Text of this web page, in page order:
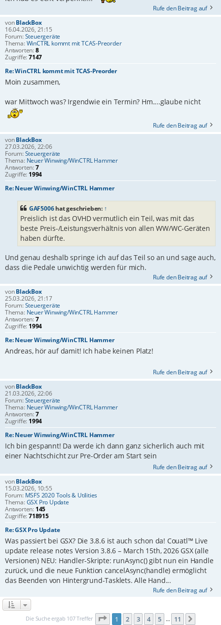
Rufe den Beitrag auf
vonBlackBox
16.04.2026, 21:15
Forum:Steuergeräte
Thema:WinCTRL kommt mit TCAS-Preorder
Antworten:8
Zugriffe:7147
Re: WinCTRL kommt mit TCAS-Preorder
Moin zusammen,
war Mittwoch was? Irgendwie ein Termin? Hm....glaube nicht
Rufe den Beitrag auf
vonBlackBox
27.03.2026, 22:06
Forum:Steuergeräte
Thema: Neuer Winwing/WinCTRL Hammer
Antworten:7
Zugriffe: 1994
Re: Neuer Winwing/WinCTRL Hammer
GAF5006hat geschrieben: ↑
Preislich ist das OVHD vermutlich ein Teil, was mit das
beste Preis-/Leistungsverhältnis von allen WW/WC-Geräten
haben dürfte.
Und genau deshalb springe ich auf das Teil so an und sage auch,
dass die Pedale unwichtig werden für mich.
Rufe den Beitrag auf
vonBlackBox
25.03.2026, 21:17
Forum:Steuergeräte
Thema: Neuer Winwing/WinCTRL Hammer
Antworten:7
Zugriffe: 1994
Re: Neuer Winwing/WinCTRL Hammer
Andreas, hör auf damit! Ich habe keinen Platz!
Rufe den Beitrag auf
vonBlackBox
21.03.2026, 22:06
Forum:Steuergeräte
Thema: Neuer Winwing/WinCTRL Hammer
Antworten:7
Zugriffe: 1994
Re: Neuer Winwing/WinCTRL Hammer
Ich bin gespannt! Da werde ich dann ganz sicherlich auch mit
einer Nachtschicht zur Pre-Order am Start sein
Rufe den Beitrag auf
vonBlackBox
15.03.2026, 10:55
Forum: MSFS 2020 Tools & Utilities
Thema:GSX Pro Update
Antworten: 145
Zugriffe:718915
Re: GSX Pro Update
Was passiert bei GSX? Die 3.8.6 ist auch schon da! Couatl™ Live
update release notes Version 3.8.6 – March 15th, 2026 GSX (alle
Versionen) NEU: Handler-Skripte: runAsync() gibt nun ein Handle
zurück, und die neue Funktion cancelAsync(handle) ermöglicht
das Beenden von Hintergrund-Tasklets. Alle Hand...
Rufe den Beitrag auf
Die Suche ergab 107 Treffer Seite 1von
1 2 3 4 5 … 11